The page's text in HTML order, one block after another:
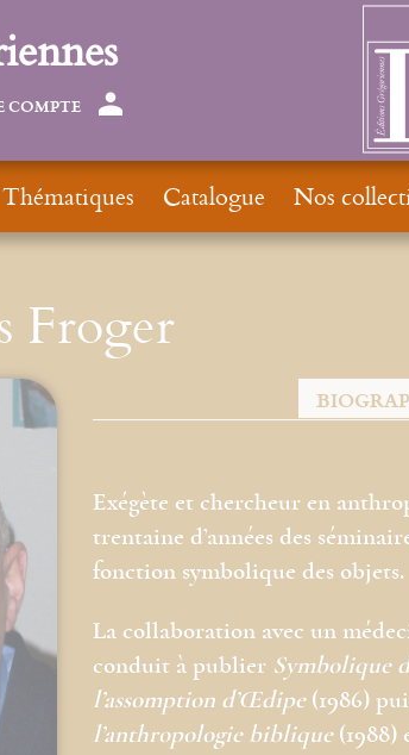
Froger
Exégète et chercheur en
trentaine d’années des
fonction symbolique des objets.
La collaboration avec un
conduit à publier Symbolique
l’assomption d’Œdipe(1986)
l’anthropologie biblique(1988)
COMPTE
Thématiques Catalogue Nos